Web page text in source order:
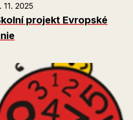
11. 2025
projekt Evropské